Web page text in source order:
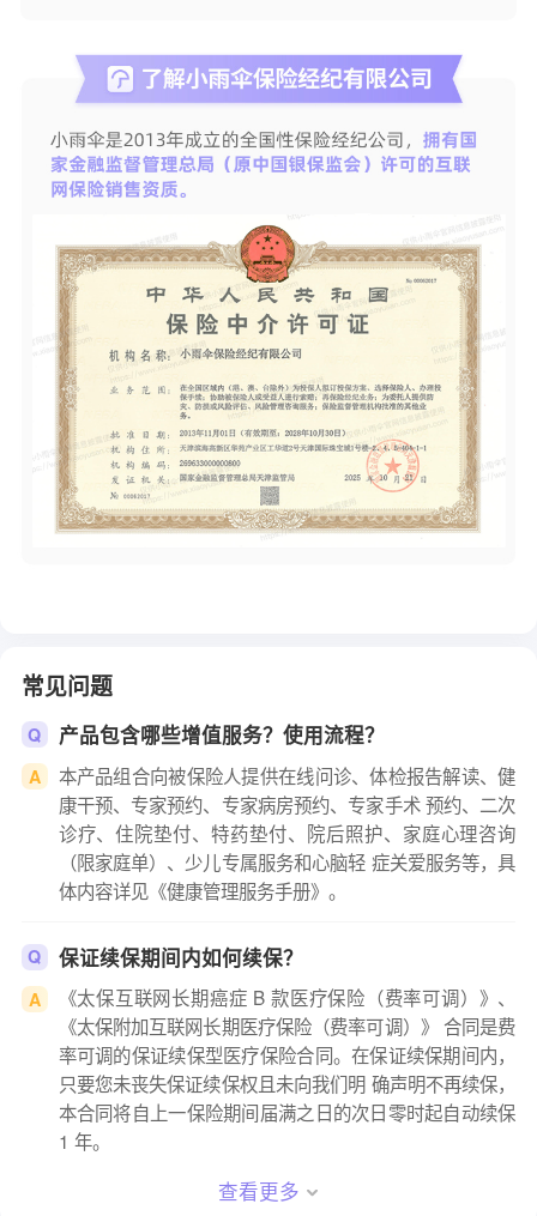
常见问题
Q 产品包含哪些增值服务？使用流程？
A
本产品组合向被保险人提供在线问诊、体检报告解读、健
康干预、专家预约、专家病房预约、专家手术 预约、二次
诊疗、住院垫付、特药垫付、院后照护、家庭心理咨询
（限家庭单）、少儿专属服务和心脑轻 症关爱服务等，具
体内容详见《健康管理服务手册》。
Q 保证续保期间内如何续保？
A
《太保互联网长期癌症 B 款医疗保险（费率可调）》、
《太保附加互联网长期医疗保险（费率可调）》 合同是费
率可调的保证续保型医疗保险合同。在保证续保期间内，
只要您未丧失保证续保权且未向我们明 确声明不再续保，
本合同将自上一保险期间届满之日的次日零时起自动续保
1 年。
查看更多